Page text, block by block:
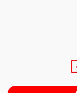
:
s
em uma única